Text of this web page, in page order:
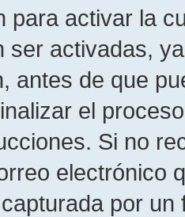
para activar la
ser activadas,
antes de que
el
Si no
electrónico
por